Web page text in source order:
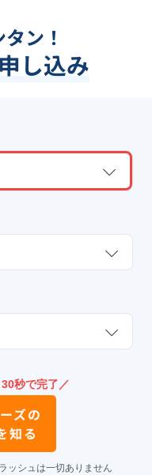
ン！
し込み
秒で完了／
ズの
知る
ッシュは一切ありません